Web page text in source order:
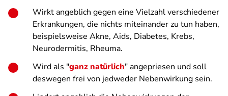
Wirkt angeblich gegen eine Vielzahl verschiedener
Erkrankungen, die nichts miteinander zu tun haben,
beispielsweise Akne, Aids, Diabetes, Krebs,
Neurodermitis, Rheuma.
Wird als "ganz natürlich" angepriesen und soll
deswegen frei von jedweder Nebenwirkung sein.